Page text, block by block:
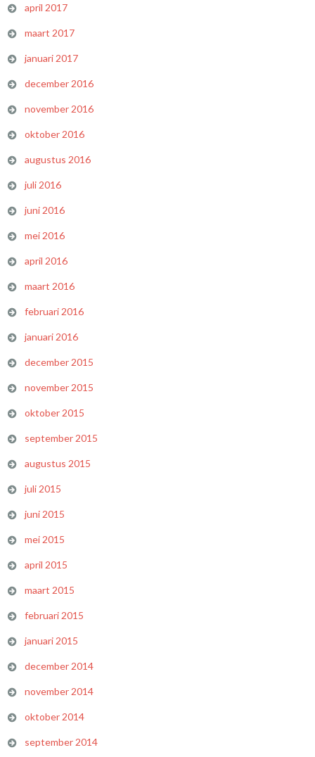
april 2017
maart 2017
januari 2017
december 2016
november 2016
oktober 2016
augustus 2016
juli 2016
juni 2016
mei 2016
april 2016
maart 2016
februari 2016
januari 2016
december 2015
november 2015
oktober 2015
september 2015
augustus 2015
juli 2015
juni 2015
mei 2015
april 2015
maart 2015
februari 2015
januari 2015
december 2014
november 2014
oktober 2014
september 2014